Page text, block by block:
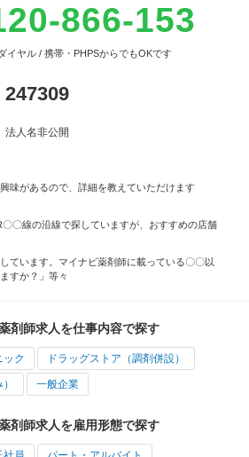
866-153
イヤル / 携帯・PHPSからでもOKです
247309
法人名非公開
味があるので、詳細を教えていただけます
〇〇線の沿線で探していますが、おすすめの店舗
ています。マイナビ薬剤師に載っている〇〇以
すか？」等々
剤師求人を仕事内容で探す
ック ドラッグストア（調剤併設）
一般企業
剤師求人を雇用形態で探す